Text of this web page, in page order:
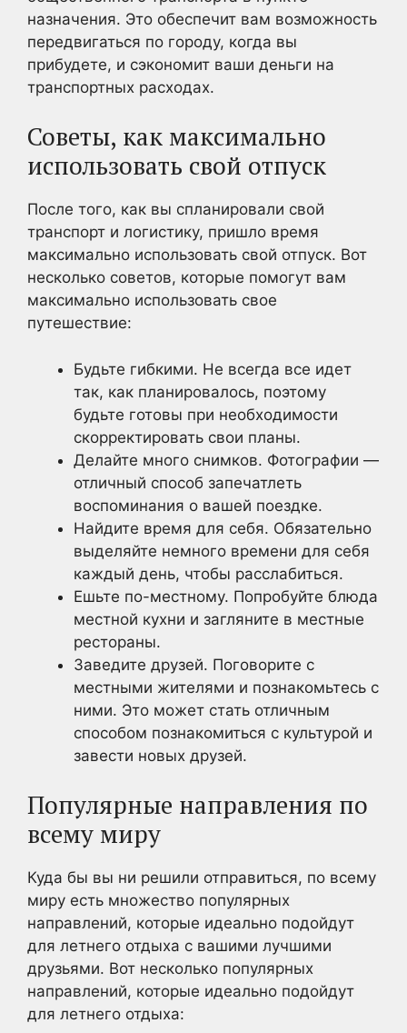
назначения. Это обеспечит вам возможность
передвигаться по городу, когда вы
прибудете, и сэкономит ваши деньги на
транспортных расходах.
Советы, как максимально
использовать свой отпуск
После того, как вы спланировали свой
транспорт и логистику, пришло время
максимально использовать свой отпуск. Вот
несколько советов, которые помогут вам
максимально использовать свое
путешествие:
Будьте гибкими. Не всегда все идет
так, как планировалось, поэтому
будьте готовы при необходимости
скорректировать свои планы.
Делайте много снимков. Фотографии —
отличный способ запечатлеть
воспоминания о вашей поездке.
Найдите время для себя. Обязательно
выделяйте немного времени для себя
каждый день, чтобы расслабиться.
Ешьте по-местному. Попробуйте блюда
местной кухни и загляните в местные
рестораны.
Заведите друзей. Поговорите с
местными жителями и познакомьтесь с
ними. Это может стать отличным
способом познакомиться с культурой и
завести новых друзей.
Популярные направления по
всему миру
Куда бы вы ни решили отправиться, по всему
миру есть множество популярных
направлений, которые идеально подойдут
для летнего отдыха с вашими лучшими
друзьями. Вот несколько популярных
направлений, которые идеально подойдут
для летнего отдыха: